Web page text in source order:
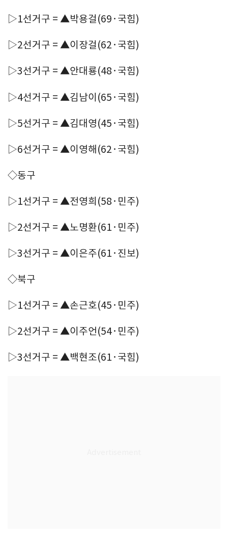
▷1선거구 = ▲박용걸(69·국힘)
▷2선거구 = ▲이장걸(62·국힘)
▷3선거구 = ▲안대룡(48·국힘)
▷4선거구 = ▲김남이(65·국힘)
▷5선거구 = ▲김대영(45·국힘)
▷6선거구 = ▲이영해(62·국힘)
◇동구
▷1선거구 = ▲전영희(58·민주)
▷2선거구 = ▲노명환(61·민주)
▷3선거구 = ▲이은주(61·진보)
◇북구
▷1선거구 = ▲손근호(45·민주)
▷2선거구 = ▲이주언(54·민주)
▷3선거구 = ▲백현조(61·국힘)